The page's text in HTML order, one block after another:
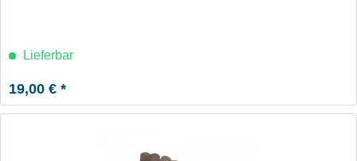
Lieferbar
19,00 € *